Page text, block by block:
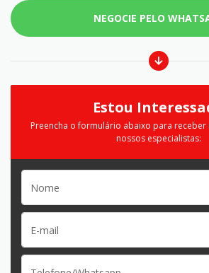
NEGOCIE PELO
Estou
Preencha o formulário abaixo para
nossos especialistas: